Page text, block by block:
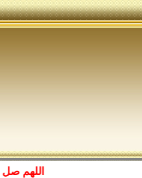
اللهم صل